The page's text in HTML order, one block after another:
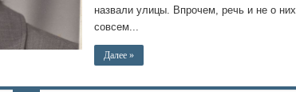
назвали улицы. Впрочем, речь и не о них
совсем...
Далее »